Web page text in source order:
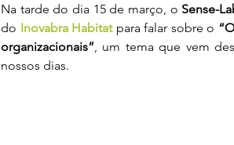
Na tarde do dia 15 de março, o Sense-
do Inovabra Habitat para falar sobre o
organizacionais”, um tema que vem
nossos dias.